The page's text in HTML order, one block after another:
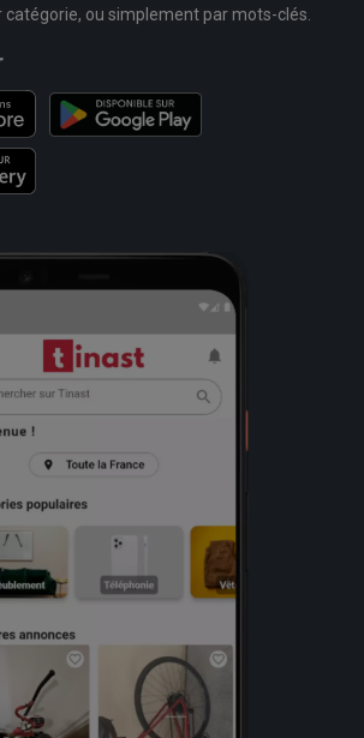
catégorie, ou simplement par mots-clés.